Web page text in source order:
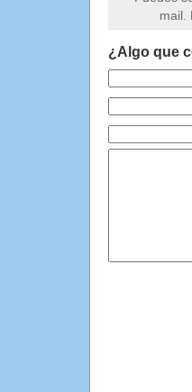
mail.
¿Algo que